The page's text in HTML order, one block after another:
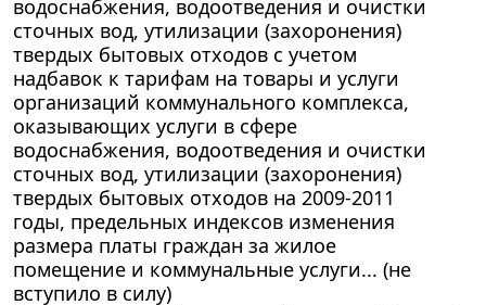
водоснабжения, водоотведения и очистки
сточных вод, утилизации (захоронения)
твердых бытовых отходов с учетом
надбавок к тарифам на товары и услуги
организаций коммунального комплекса,
оказывающих услуги в сфере
водоснабжения, водоотведения и очистки
сточных вод, утилизации (захоронения)
твердых бытовых отходов на 2009-2011
годы, предельных индексов изменения
размера платы граждан за жилое
помещение и коммунальные услуги... (не
вступило в силу)